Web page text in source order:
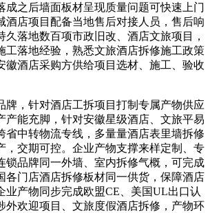
成之后墙面板材呈现质量问题可快速上门
酒店项目配备当地售后对接人员，售后响
久落地数百项市政旧改、酒店文旅项目，
工落地经验，熟悉文旅酒店拆修施工政策
徽酒店采购方供给项目选材、施工、验收
，针对酒店工拆项目打制专属产物供应
产能充脚，针对安徽星级酒店、文旅平易
省中转物流专线，多量量酒店表里墙拆修
，交期可控。企业产物支撑来样定制、专
锁品牌同一外墙、室内拆修气概，可完成
各门店酒店拆修板材同一供货，保障酒店
业产物同步完成欧盟CE、美国UL出口认
外欢迎项目、文旅度假酒店拆修，产物环